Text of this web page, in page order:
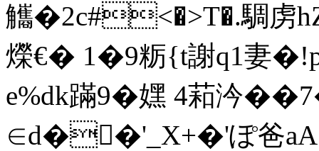
觿�2c#<�>T�.騆虏
爃€� 1�9粝{t謝q1妻
e%dk蹣9�嫼 4萂汵
∈d��'_X+�'ぽ爸